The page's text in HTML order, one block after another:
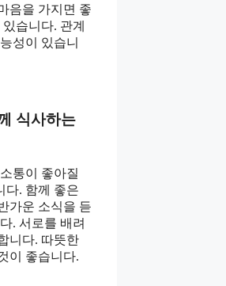
음을 가지면 좋
습니다. 관계
성이 있습니
식사하는
통이 좋아질
다. 함께 좋은
가운 소식을 듣
. 서로를 배려
니다. 따뜻한
이 좋습니다.